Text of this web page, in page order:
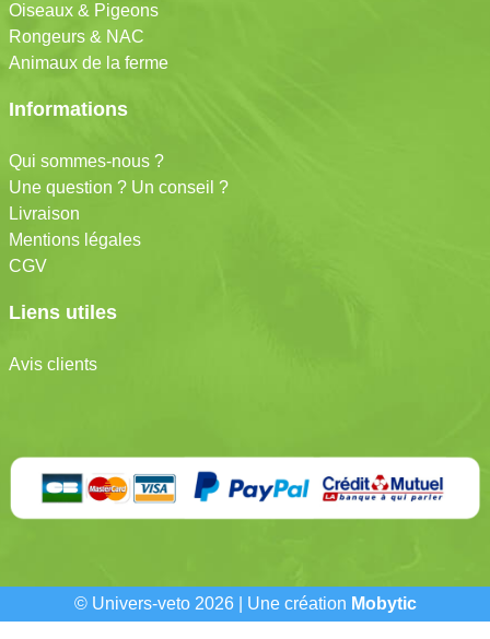
Oiseaux & Pigeons
Rongeurs & NAC
Animaux de la ferme
Informations
Qui sommes-nous ?
Une question ? Un conseil ?
Livraison
Mentions légales
CGV
Liens utiles
Avis clients
© Univers-veto 2026 | Une création Mobytic